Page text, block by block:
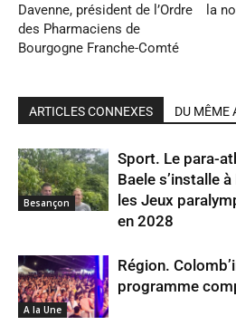
Davenne, président de l’Ordre
des Pharmaciens de
Bourgogne Franche-Comté
la
ARTICLES CONNEXES DU MÊME
Besançon
Sport. Le para-
Baele s’installe
les Jeux
en 2028
A la Une
Région.
programme